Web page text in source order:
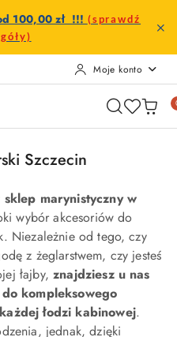
100,00 zł !!! (sprawdź
Moje konto
Szczecin
sklep marynistyczny w
wybór akcesoriów do
Niezależnie od tego, czy
z żeglarstwem, czy jesteś
łajby,znajdziesz u nas
do kompleksowego
łodzi kabinowej.
jednak, dzięki